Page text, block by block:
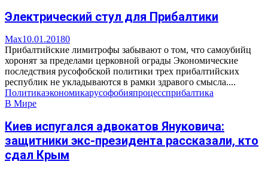
Электрический стул для Прибалтики
Max10.01.20180
Прибалтийские лимитрофы забывают о том, что самоубийц
хоронят за пределами церковной ограды Экономические
последствия русофобской политики трех прибалтийских
республик не укладываются в рамки здравого смысла....
Политикаэкономикарусофобияпроцессприбалтика
В Мире
Киев испугался адвокатов Януковича:
защитники экс-президента рассказали, кто
сдал Крым